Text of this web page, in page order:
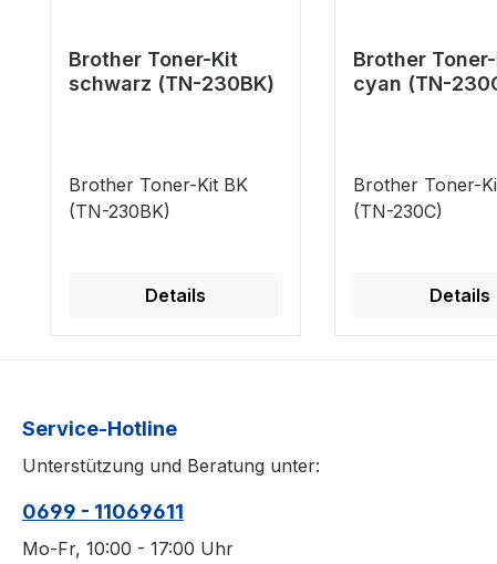
Brother Toner-Kit
schwarz (TN-230BK)
Brother Toner-Kit BK
(TN-230BK)
Details
Brother
cyan (TN-
Brother Toner-
(TN-230C)
Details
Service-Hotline
Unterstützung und Beratung unter:
0699 - 11069611
Mo-Fr, 10:00 - 17:00 Uhr